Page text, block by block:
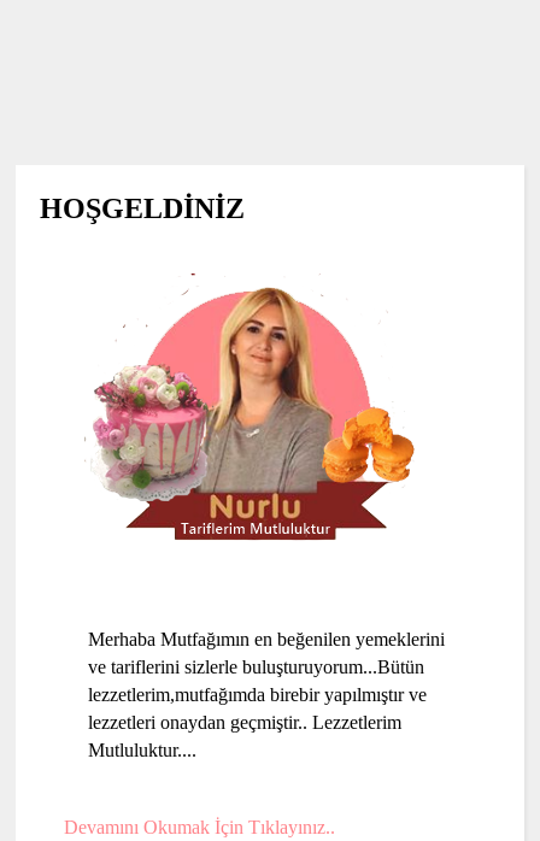
HOŞGELDİNİZ
Merhaba Mutfağımın en beğenilen yemeklerini
ve tariflerini sizlerle buluşturuyorum...Bütün
lezzetlerim,mutfağımda birebir yapılmıştır ve
lezzetleri onaydan geçmiştir.. Lezzetlerim
Mutluluktur....
Devamını Okumak İçin Tıklayınız..